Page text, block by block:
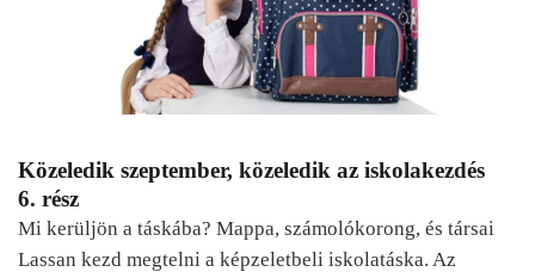
Közeledik szeptember, közeledik az iskolakezdés
6. rész
Mi kerüljön a táskába? Mappa, számolókorong, és társai
Lassan kezd megtelni a képzeletbeli iskolatáska. Az